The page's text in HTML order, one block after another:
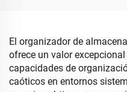
El organizador de
ofrece un valor
capacidades de
caóticos en entornos